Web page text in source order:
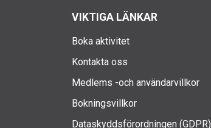
VIKTIGA LÄNKAR
Boka aktivitet
Kontakta oss
Medlems -och användarvillkor
Bokningsvillkor
Dataskyddsförordningen (GDPR)